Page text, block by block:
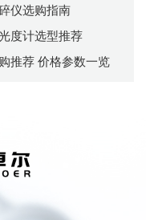
仪选购指南
度计选型推荐
推荐 价格参数一览